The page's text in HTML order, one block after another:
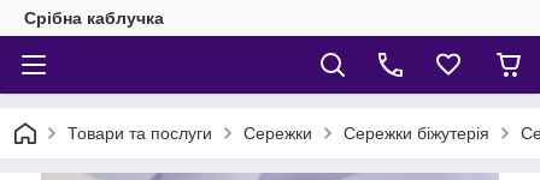
Срібна каблучка
Товари та послуги Сережки Сережки біжутерія